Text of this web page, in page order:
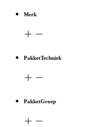
Merk
PakketTechniek
PakketGroep